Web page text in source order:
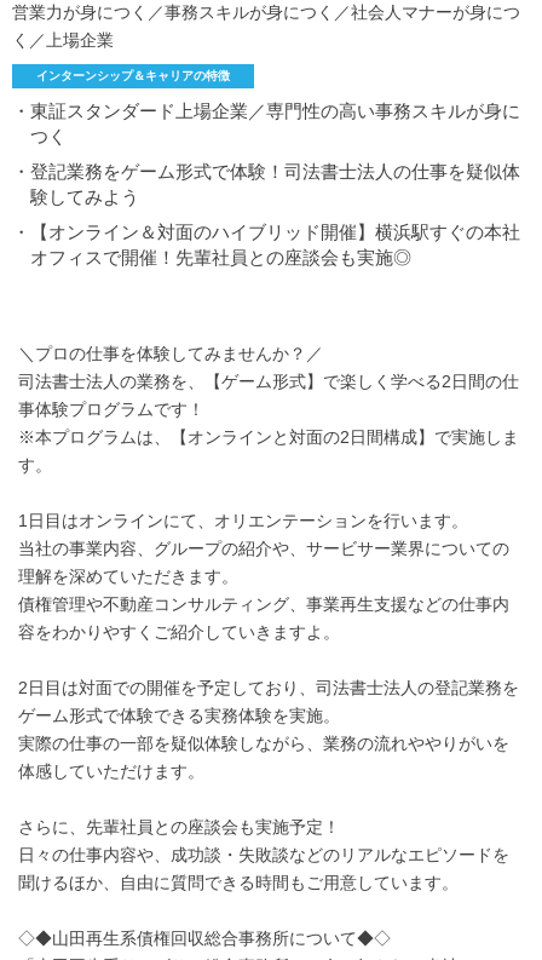
営業力が身につく／事務スキルが身につく／社会人マナーが身につ
く／上場企業
インターンシップ＆キャリアの特徴
・東証スタンダード上場企業／専門性の高い事務スキルが身に
つく
・登記業務をゲーム形式で体験！司法書士法人の仕事を疑似体
験してみよう
・【オンライン＆対面のハイブリッド開催】横浜駅すぐの本社
オフィスで開催！先輩社員との座談会も実施◎
＼プロの仕事を体験してみませんか？／
司法書士法人の業務を、【ゲーム形式】で楽しく学べる2日間の仕
事体験プログラムです！
※本プログラムは、【オンラインと対面の2日間構成】で実施しま
す。
1日目はオンラインにて、オリエンテーションを行います。
当社の事業内容、グループの紹介や、サービサー業界についての
理解を深めていただきます。
債権管理や不動産コンサルティング、事業再生支援などの仕事内
容をわかりやすくご紹介していきますよ。
2日目は対面での開催を予定しており、司法書士法人の登記業務を
ゲーム形式で体験できる実務体験を実施。
実際の仕事の一部を疑似体験しながら、業務の流れややりがいを
体感していただけます。
さらに、先輩社員との座談会も実施予定！
日々の仕事内容や、成功談・失敗談などのリアルなエピソードを
聞けるほか、自由に質問できる時間もご用意しています。
◇◆山田再生系債権回収総合事務所について◆◇